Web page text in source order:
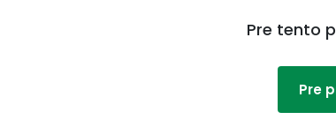
Pre tento
Pre